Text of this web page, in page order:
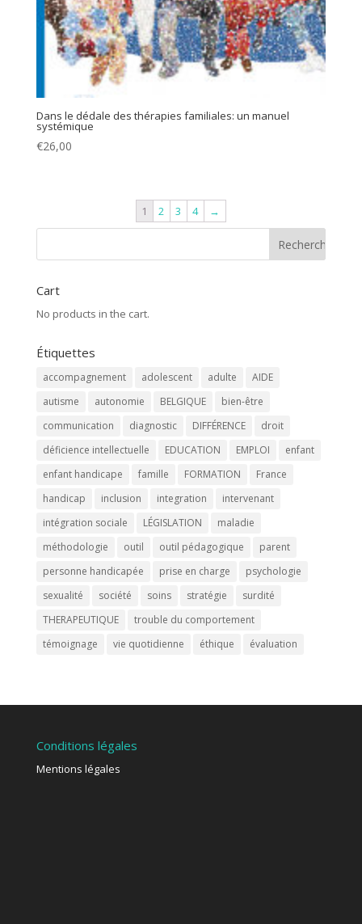
Dans le dédale des thérapies familiales: un manuel
systémique
€26,00
1 2 3 4 →
Cart
No products in the cart.
Étiquettes
accompagnement adolescent adulte
AIDE
autisme
autonomie BELGIQUE
bien-être
communication
diagnostic DIFFÉRENCE
droit
déficience intellectuelle
EDUCATION EMPLOI
enfant
enfant handicape
famille FORMATION
France
handicap
inclusion integration
intervenant
intégration sociale
LÉGISLATION
maladie
méthodologie
outil outil pédagogique
parent
personne handicapée
prise en charge
psychologie
sexualité
société soins stratégie
surdité
THERAPEUTIQUE
trouble du comportement
témoignage
vie quotidienne éthique évaluation
Conditions légales
Mentions légales